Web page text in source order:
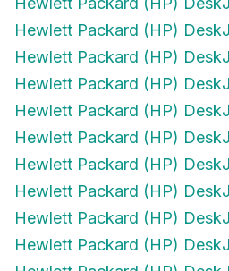
Hewlett Packard (HP)
Hewlett Packard (HP)
Hewlett Packard (HP)
Hewlett Packard (HP)
Hewlett Packard (HP)
Hewlett Packard (HP)
Hewlett Packard (HP)
Hewlett Packard (HP)
Hewlett Packard (HP)
Hewlett Packard (HP)